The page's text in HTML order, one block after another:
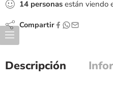
14 personas están viendo
Compartir
Descripción